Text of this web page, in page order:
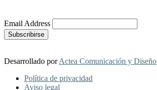
Email Address
Desarrollado porActea Comunicación y Diseño
Política de privacidad
Aviso legal